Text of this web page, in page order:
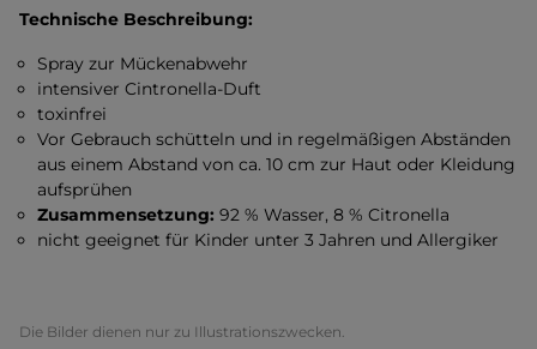
Technische Beschreibung:
Spray zur Mückenabwehr
intensiver Cintronella-Duft
toxinfrei
Vor Gebrauch schütteln und in regelmäßigen Abständen
aus einem Abstand von ca. 10 cm zur Haut oder Kleidung
aufsprühen
Zusammensetzung:92 % Wasser, 8 % Citronella
nicht geeignet für Kinder unter 3 Jahren und Allergiker
Die Bilder dienen nur zu Illustrationszwecken.